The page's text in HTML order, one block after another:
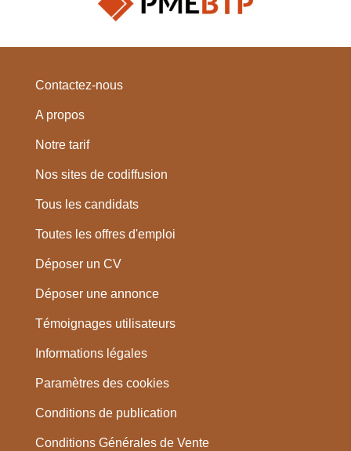
Contactez-nous
A propos
Notre tarif
Nos sites de codiffusion
Tous les candidats
Toutes les offres d'emploi
Déposer un CV
Déposer une annonce
Témoignages utilisateurs
Informations légales
Paramètres des cookies
Conditions de publication
Conditions Générales de Vente